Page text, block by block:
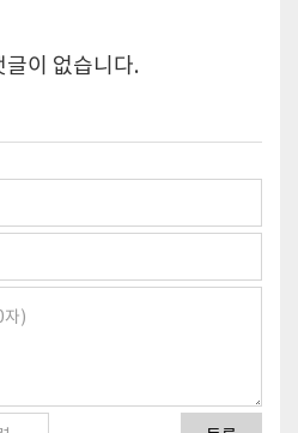
글이 없습니다.